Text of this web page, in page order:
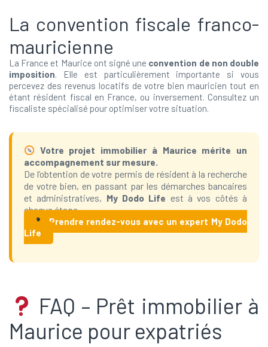
La convention fiscale franco-
mauricienne
La France et Maurice ont signé une convention de non double
imposition. Elle est particulièrement importante si vous
percevez des revenus locatifs de votre bien mauricien tout en
étant résident fiscal en France, ou inversement. Consultez un
fiscaliste spécialisé pour optimiser votre situation.
Votre projet immobilier à Maurice mérite un
accompagnement sur mesure.
De l’obtention de votre permis de résident à la recherche
de votre bien, en passant par les démarches bancaires
et administratives, My Dodo Life est à vos côtés à
chaque étape.
Prendre rendez-vous avec un expert My Dodo
Life
FAQ – Prêt immobilier à
Maurice pour expatriés